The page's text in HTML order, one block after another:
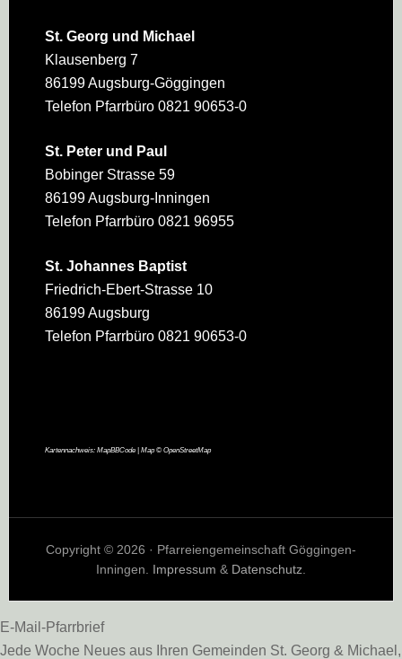
St. Georg und Michael
Klausenberg 7
86199 Augsburg-Göggingen
Telefon Pfarrbüro 0821 90653-0
St. Peter und Paul
Bobinger Strasse 59
86199 Augsburg-Inningen
Telefon Pfarrbüro 0821 96955
St. Johannes Baptist
Friedrich-Ebert-Strasse 10
86199 Augsburg
Telefon Pfarrbüro 0821 90653-0
Kartennachweis: MapBBCode| Map © OpenStreetMap
Copyright © 2026 · Pfarreiengemeinschaft Göggingen-
Inningen. Impressum & Datenschutz.
E-Mail-Pfarrbrief
Jede Woche Neues aus Ihren Gemeinden St. Georg & Michael,